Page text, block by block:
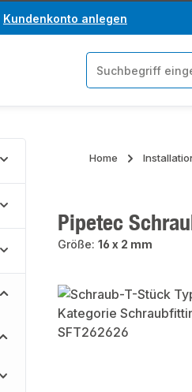
Kundenkonto anlegen
Home
Pipetec
Größe: 16 x 2 mm
Bildergalerie